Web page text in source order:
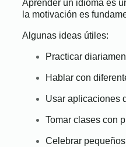
Aprender un idioma es
la motivación es
Algunas ideas útiles:
Practicar
Hablar con
Usar aplicaciones
Tomar clases con
Celebrar